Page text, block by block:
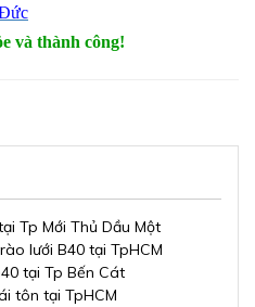
và thành công!
Tp Mới Thủ Dầu Một
lưới B40 tại TpHCM
tại Tp Bến Cát
tôn tại TpHCM